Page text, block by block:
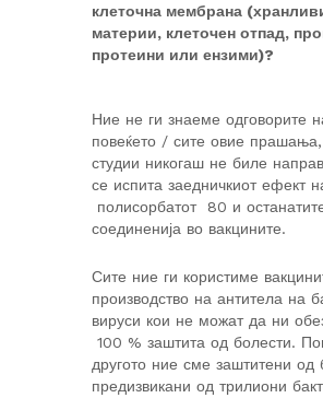
клеточна мембрана
материи, клеточен отпад,
протеини или ензими)?
Ние не ги знаеме одговорите
повеќето / сите овие прашања,
студии никогаш не биле
се испита заедничкиот ефект
полисорбатот 80 и
соединенија во вакцините.
Сите ние ги користиме
производство на антитела на
вируси кои не можат да ни
100 % заштита од болести.
другото ние сме заштитени од
предизвикани од трилиони